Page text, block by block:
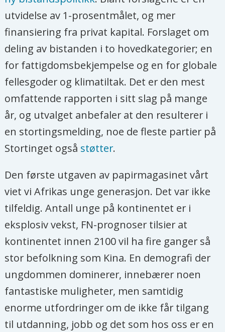
utvidelse av 1-prosentmålet, og mer
finansiering fra privat kapital. Forslaget om
deling av bistanden i to hovedkategorier; en
for fattigdomsbekjempelse og en for globale
fellesgoder og klimatiltak. Det er den mest
omfattende rapporten i sitt slag på mange
år, og utvalget anbefaler at den resulterer i
en stortingsmelding, noe de fleste partier på
Stortinget også støtter.
Den første utgaven av papirmagasinet vårt
viet vi Afrikas unge generasjon. Det var ikke
tilfeldig. Antall unge på kontinentet er i
eksplosiv vekst, FN-prognoser tilsier at
kontinentet innen 2100 vil ha fire ganger så
stor befolkning som Kina. En demografi der
ungdommen dominerer, innebærer noen
fantastiske muligheter, men samtidig
enorme utfordringer om de ikke får tilgang
til utdanning, jobb og det som hos oss er en